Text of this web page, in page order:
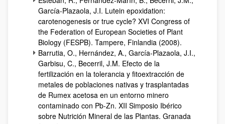
García-Plazaola, J.I. Lutein epoxidation:
carotenogenesis or true cycle? XVI Congress of
the Federation of European Societies of Plant
Biology (FESPB). Tampere, Finlandia (2008).
Barrutia, O., Hernández, A., García-Plazaola, J.I.,
Garbisu, C., Becerril, J.M. Efecto de la
fertilización en la tolerancia y fitoextracción de
metales de poblaciones nativas y trasplantadas
de Rumex acetosa en un entorno minero
contaminado con Pb-Zn. XII Simposio Ibérico
sobre Nutrición Mineral de las Plantas. Granada